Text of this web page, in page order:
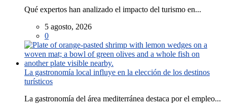
Qué expertos han analizado el impacto del turismo en...
5 agosto, 2026
0
La gastronomía local influye en la elección de los destinos
turísticos
La gastronomía del área mediterránea destaca por el empleo...